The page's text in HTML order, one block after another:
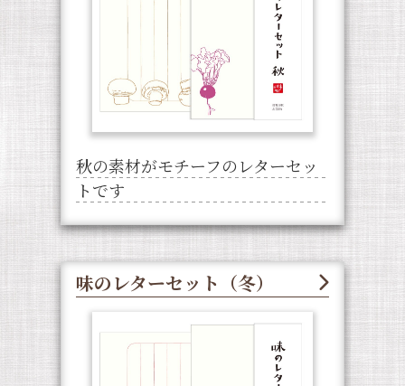
秋の素材がモチーフのレターセッ
トです
味のレターセット（冬）